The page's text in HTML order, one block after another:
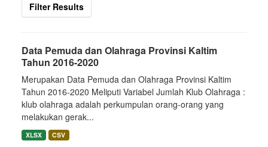
Filter Results
Data Pemuda dan Olahraga Provinsi Kaltim
Tahun 2016-2020
Merupakan Data Pemuda dan Olahraga Provinsi Kaltim
Tahun 2016-2020 Meliputi Variabel Jumlah Klub Olahraga :
klub olahraga adalah perkumpulan orang-orang yang
melakukan gerak...
XLSX CSV